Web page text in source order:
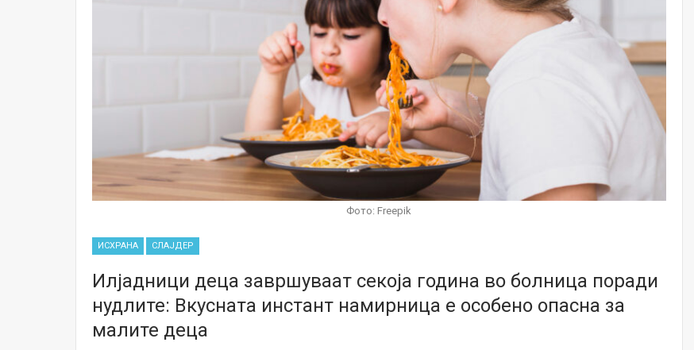
Фото: Freepik
ИСХРАНА СЛАЈДЕР
Илјадници деца завршуваат секоја година во болница поради
нудлите: Вкусната инстант намирница е особено опасна за
малите деца
Малолетниците ќе бидат офлајн до
15-тата година: Франција воведе
забрана за…
Нов тест од крвта би можел да го
Австралијка роди четири
случува еднаш на…